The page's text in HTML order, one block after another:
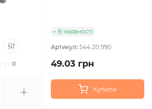
0
В наявності
Артикул: 544.20.990
49.03 грн
Купити